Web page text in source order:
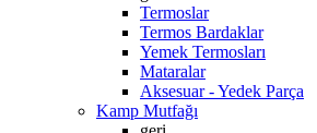
Termoslar
Termos Bardaklar
Yemek Termosları
Mataralar
Aksesuar - Yedek Parça
Kamp Mutfağı